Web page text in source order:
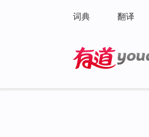
词典 翻译